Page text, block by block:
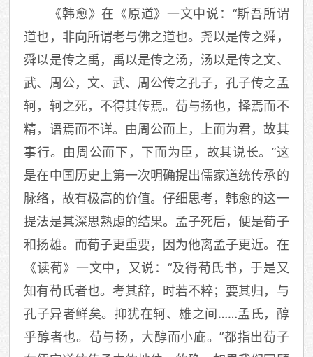
《韩愈》在《原道》一文中说：“斯吾所谓
道也，非向所谓老与佛之道也。尧以是传之舜，
舜以是传之禹，禹以是传之汤，汤以是传之文、
武、周公，文、武、周公传之孔子，孔子传之孟
轲，轲之死，不得其传焉。荀与扬也，择焉而不
精，语焉而不详。由周公而上，上而为君，故其
事行。由周公而下，下而为臣，故其说长。”这
是在中国历史上第一次明确提出儒家道统传承的
脉络，故有极高的价值。仔细思考，韩愈的这一
提法是其深思熟虑的结果。孟子死后，便是荀子
和扬雄。而荀子更重要，因为他离孟子更近。在
《读荀》一文中，又说：“及得荀氏书，于是又
知有荀氏者也。考其辞，时若不粹；要其归，与
孔子异者鲜矣。抑犹在轲、雄之间……孟氏，醇
乎醇者也。荀与扬，大醇而小庛。”都指出荀子